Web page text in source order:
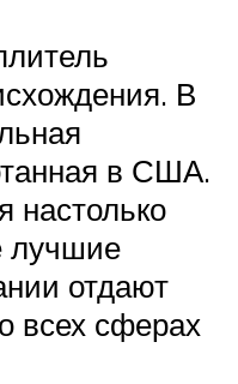
В
в США.
настолько
лучшие
отдают
всех сферах